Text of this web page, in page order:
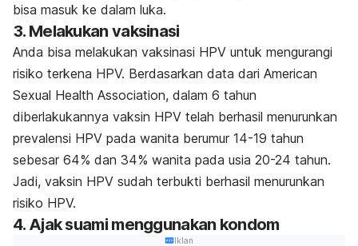
bisa masuk ke dalam luka.
3. Melakukan vaksinasi
Anda bisa melakukan vaksinasi HPV untuk mengurangi
risiko terkena HPV. Berdasarkan data dari American
Sexual Health Association, dalam 6 tahun
diberlakukannya vaksin HPV telah berhasil menurunkan
prevalensi HPV pada wanita berumur 14-19 tahun
sebesar 64% dan 34% wanita pada usia 20-24 tahun.
Jadi, vaksin HPV sudah terbukti berhasil menurunkan
risiko HPV.
4. Ajak suami menggunakan kondom
Iklan